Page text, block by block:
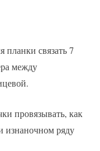
связать 7
между
провязывать, как
изнаночном ряду